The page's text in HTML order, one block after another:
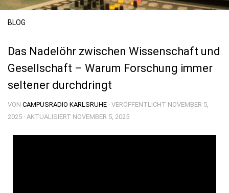
BLOG
Das Nadelöhr zwischen Wissenschaft und
Gesellschaft – Warum Forschung immer
seltener durchdringt
VON CAMPUSRADIO KARLSRUHE · VERÖFFENTLICHT NOVEMBER 5,
2025 · AKTUALISIERT NOVEMBER 5, 2025